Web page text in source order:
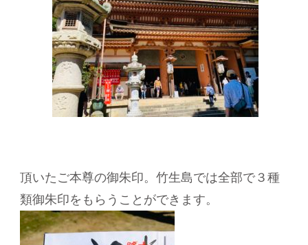
頂いたご本尊の御朱印。竹生島では全部で３種
類御朱印をもらうことができます。